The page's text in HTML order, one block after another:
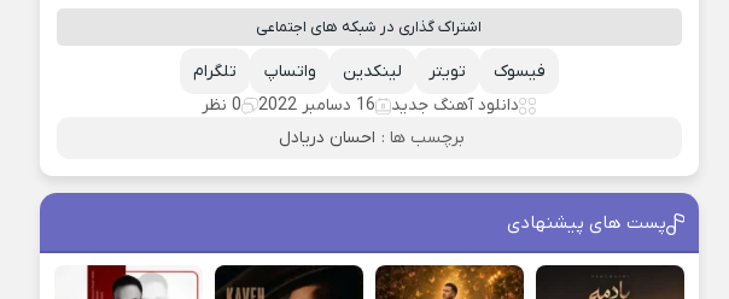
اشتراک گذاری در شبکه های اجتماعی
تلگرام واتساپ لینکدین تویتر
فیسوک
دانلود آهنگ جدید
16 دسامبر 2022
0 نظر
برچسب ها : احسان دریادل
پست های پیشنهادی